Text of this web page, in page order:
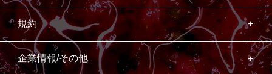
規約
企業情報/その他